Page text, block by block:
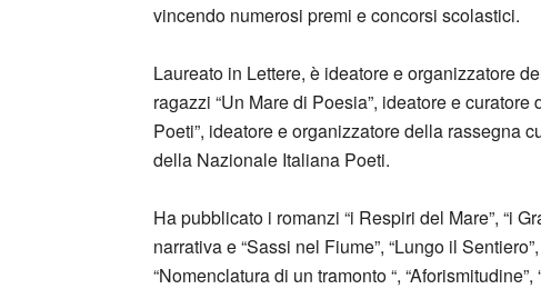
vincendo numerosi premi e concorsi scolastici.
Laureato in Lettere, è ideatore e organizzatore
ragazzi “Un Mare di Poesia”, ideatore e
Poeti”, ideatore e organizzatore della rassegna
della Nazionale Italiana Poeti.
Ha pubblicato i romanzi “i Respiri del Mare”, “i
narrativa e “Sassi nel Fiume”, “Lungo il Sentiero”,
“Nomenclatura di un tramonto “, “Aforismitudine”,